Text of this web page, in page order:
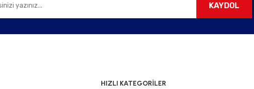
KAYDOL
HIZLI KATEGORİLER